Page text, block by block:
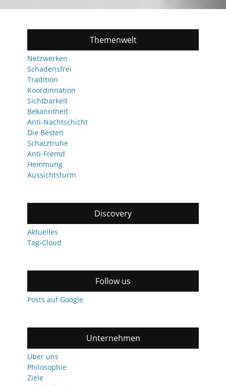
Themenwelt
Netzwerken
Schadensfrei
Tradition
Koordinnation
Sichtbarkeit
Bekanntheit
Anti-Nachtschicht
Die Besten
Schatztruhe
Anti-Fremd
Hemmung
Aussichtsturm
Discovery
Aktuelles
Tag-Cloud
Follow us
Posts auf Google
Unternehmen
Über uns
Philosophie
Ziele